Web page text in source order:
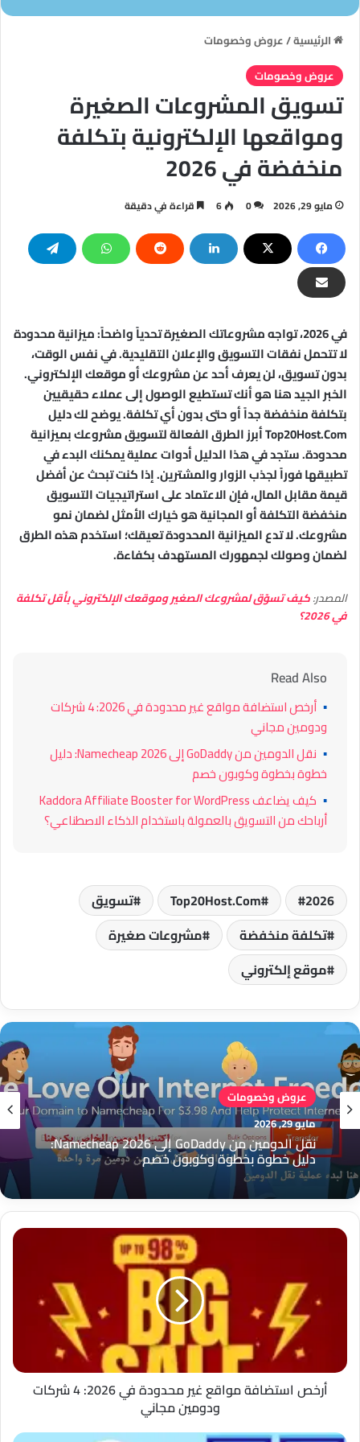
الرئيسية/عروض وخصومات
عروض وخصومات
تسويق المشروعات الصغيرة
ومواقعها الإلكترونية بتكلفة
منخفضة في 2026
مايو 29, 2026 0
6 قراءة في دقيقة
في 2026، تواجه مشروعاتك الصغيرة تحدياً واضحاً: ميزانية محدودة
لا تتحمل نفقات التسويق والإعلان التقليدية. في نفس الوقت،
بدون تسويق، لن يعرف أحد عن مشروعك أو موقعك الإلكتروني.
الخبر الجيد هنا هو أنك تستطيع الوصول إلى عملاء حقيقيين
بتكلفة منخفضة جداً أو حتى بدون أي تكلفة. يوضح لك دليل
Top20Host.Com أبرز الطرق الفعالة لتسويق مشروعك بميزانية
محدودة. ستجد في هذا الدليل أدوات عملية يمكنك البدء في
تطبيقها فوراً لجذب الزوار والمشترين. إذا كنت تبحث عن أفضل
قيمة مقابل المال، فإن الاعتماد على استراتيجيات التسويق
منخفضة التكلفة أو المجانية هو خيارك الأمثل لضمان نمو
مشروعك. لا تدع الميزانية المحدودة تعيقك؛ استخدم هذه الطرق
لضمان وصولك لجمهورك المستهدف بكفاءة.
المصدر:كيف تسوّق لمشروعك الصغير وموقعك الإلكتروني بأقل تكلفة
في 2026؟
Read Also
▪
أرخص استضافة مواقع غير محدودة في 2026: 4 شركات
ودومين مجاني
▪
نقل الدومين من GoDaddy إلى Namecheap 2026: دليل
خطوة بخطوة وكوبون خصم
▪
كيف يضاعف Kaddora Affiliate Booster for WordPress
أرباحك من التسويق بالعمولة باستخدام الذكاء الاصطناعي؟
2026
Top20Host.Com
تسويق
تكلفة منخفضة
مشروعات صغيرة
موقع إلكتروني
عروض وخصومات
مايو 29, 2026
نقل الدومين من GoDaddy إلى Namecheap 2026:
دليل خطوة بخطوة وكوبون خصم
أرخص
محدودة
شركات
ودومين
أرخص استضافة مواقع غير محدودة في 2026: 4 شركات
ودومين مجاني